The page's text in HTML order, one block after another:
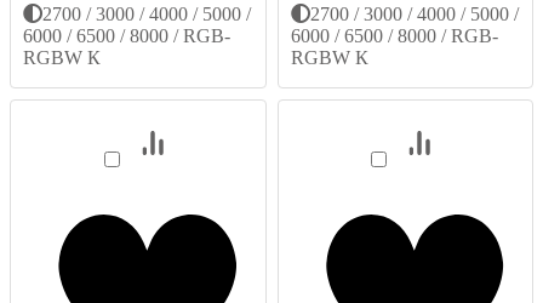
2700 / 3000 / 4000 / 5000 /
6000 / 6500 / 8000 / RGB-
RGBW К
2700 / 3000 / 4000 / 5000 /
6000 / 6500 / 8000 / RGB-
RGBW К